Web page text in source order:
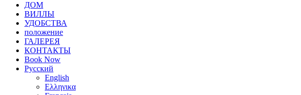
ДОМ
ВИЛЛЫ
УДОБСТВА
положение
ГАЛЕРЕЯ
КОНТАКТЫ
Book Now
Русский
English
Ελληνικα